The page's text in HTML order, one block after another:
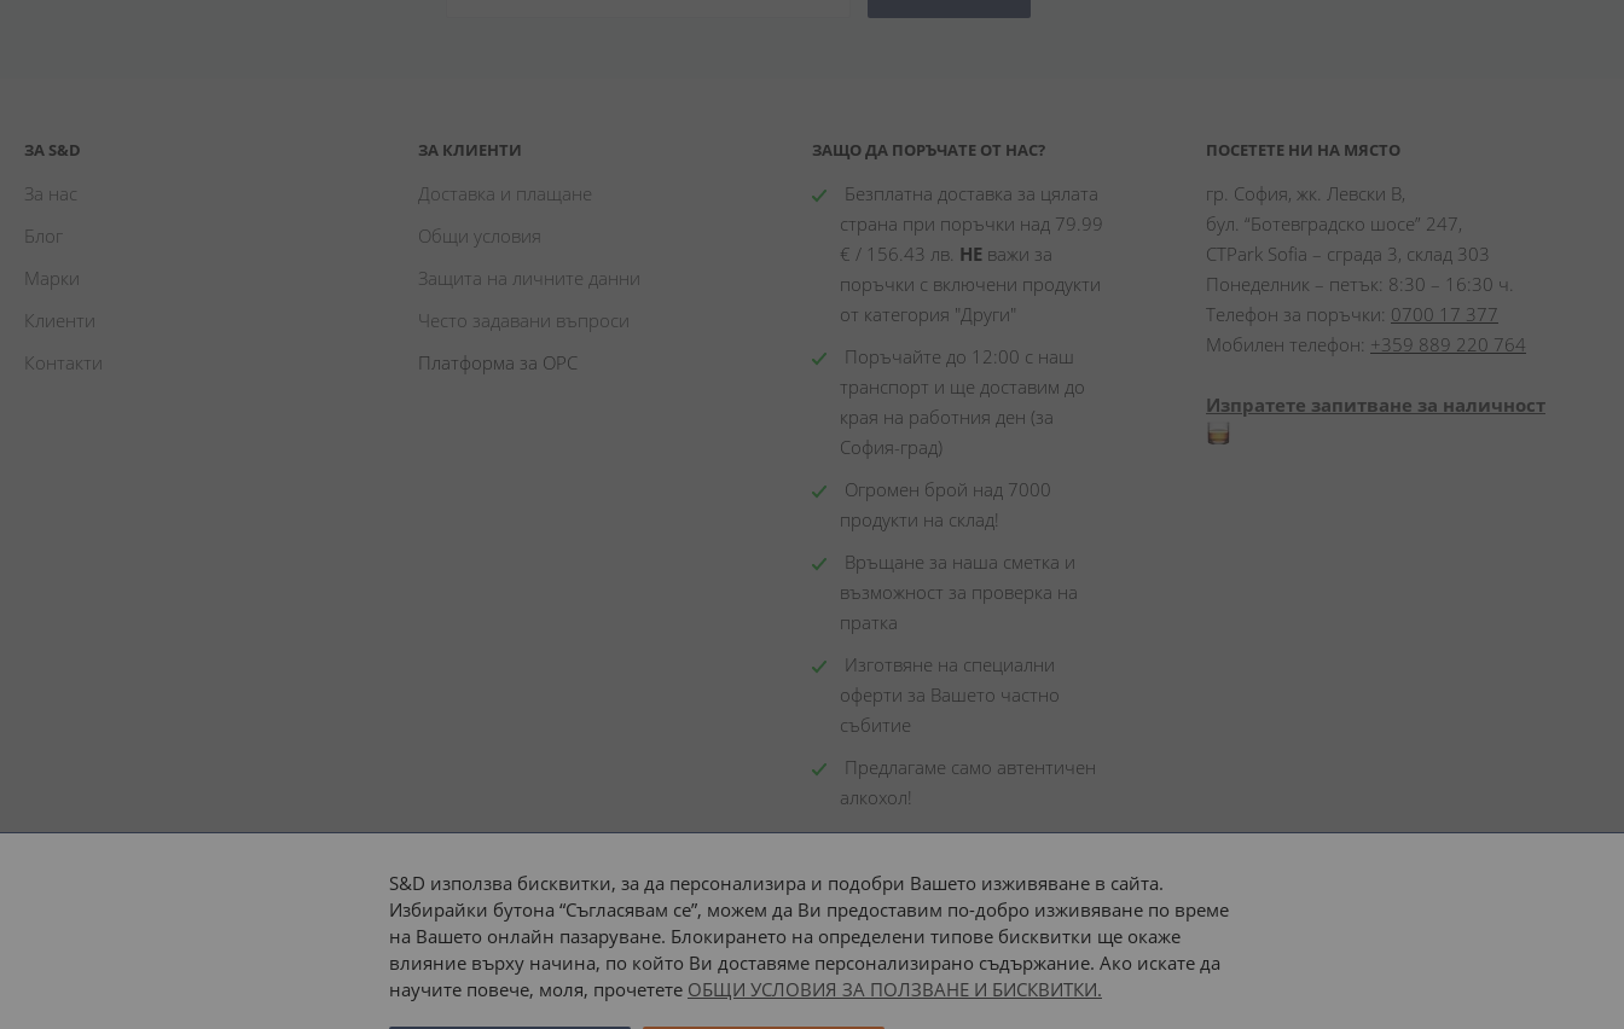
ЗА S&D
За нас
Блог
Марки
Клиенти
Контакти
ЗА КЛИЕНТИ
Доставка и плащане
Общи условия
Защита на личните данни
Често задавани въпроси
Платформа за ОРС
ЗАЩО ДА ПОРЪЧАТЕ ОТ НАС?
Безплатна доставка за цялата
страна при поръчки над 79.99
€ / 156.43 лв. НЕ важи за
поръчки с включени продукти
от категория "Други"
Поръчайте до 12:00 с наш
транспорт и ще доставим до
края на работния ден (за
София-град)
Огромен брой над 7000
продукти на склад!
Връщане за наша сметка и
възможност за проверка на
пратка
Изготвяне на специални
оферти за Вашето частно
събитие
Предлагаме само автентичен
алкохол!
ПОСЕТЕТЕ НИ НА МЯСТО
гр. София, жк. Левски В,
бул. “Ботевградско шосе” 247,
CTPark Sofia – сграда 3, склад 303
Понеделник – петък: 8:30 – 16:30 ч.
Телефон за поръчки: 0700 17 377
Мобилен телефон: +359 889 220 764
Изпратете запитване за наличност
Доставка до адрес с: или наш транспорт
S&D използва бисквитки, за да персонализира и подобри Вашето изживяване в сайта.
Избирайки бутона “Съгласявам се”, можем да Ви предоставим по-добро изживяване по време
на Вашето онлайн пазаруване. Блокирането на определени типове бисквитки ще окаже
влияние върху начина, по който Ви доставяме персонализирано съдържание. Ако искате да
научите повече, моля, прочетете ОБЩИ УСЛОВИЯ ЗА ПОЛЗВАНЕ И БИСКВИТКИ.